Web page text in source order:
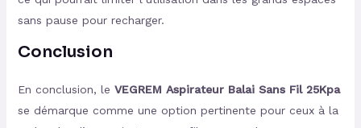
sans pause pour recharger.
Conclusion
En conclusion, le VEGREM Aspirateur Balai Sans Fil 25Kpa
se démarque comme une option pertinente pour ceux à la